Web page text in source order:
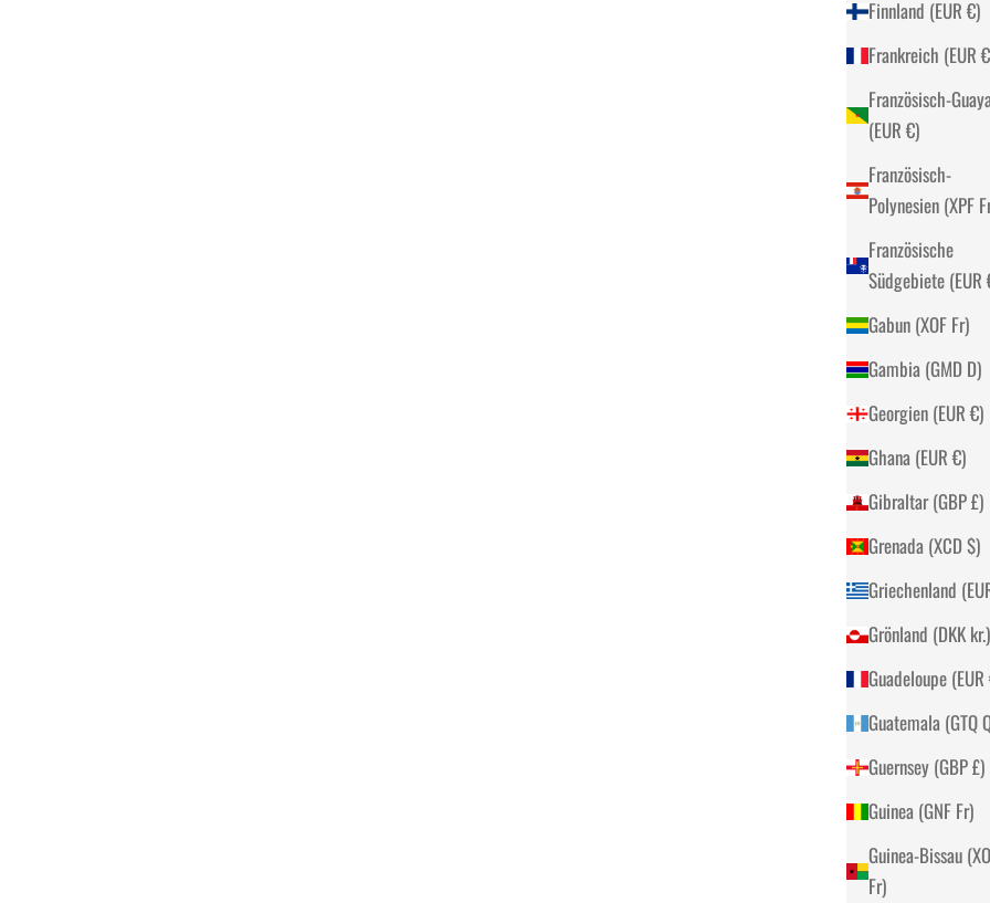
Finnland (EUR €)
Französisch-
(EUR €)
Französisch-
Französische
Gabun (XOF Fr)
Gambia (GMD D)
Georgien (EUR €)
Ghana (EUR €)
Gibraltar (GBP £)
Grenada (XCD $)
Grönland (DKK kr.)
Guernsey (GBP £)
Guinea (GNF Fr)
Guinea-Bissau
Fr)